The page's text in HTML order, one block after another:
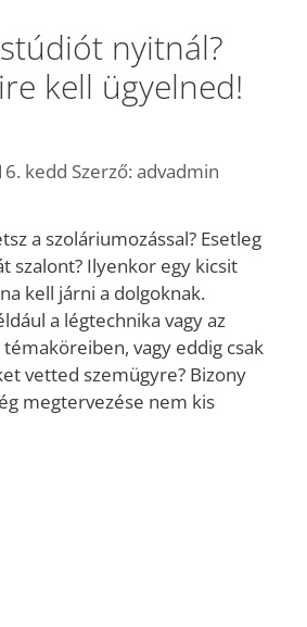
nyitnál?
kell ügyelned!
kedd Szerző: advadmin
a szoláriumozással? Esetleg
szalont? Ilyenkor egy kicsit
kell járni a dolgoknak.
a légtechnika vagy az
vagy eddig csak
vetted szemügyre? Bizony
megtervezése nem kis